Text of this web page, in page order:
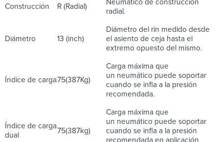
Construcción R (Radial)
Neumático de construcción
radial.
Diámetro 13 (inch)
Diámetro del rin medido desde
el asiento de ceja hasta el
extremo opuesto del mismo.
Índice de carga75(387Kg)
Carga máxima que
un neumático puede soportar
cuando se infla a la presión
recomendada.
Índice de carga
dual
75(387kg)
Carga máxima que
un neumático puede soportar
cuando se infla a la presión
recomendada en aplicación